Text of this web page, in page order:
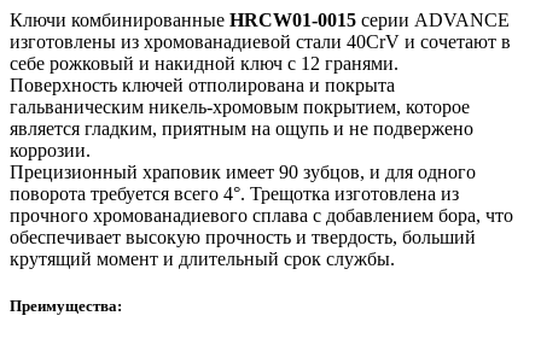
Ключи комбинированные HRCW01-0015 серии ADVANCE
изготовлены из хромованадиевой стали 40CrV и сочетают в
себе рожковый и накидной ключ с 12 гранями.
Поверхность ключей отполирована и покрыта
гальваническим никель-хромовым покрытием, которое
является гладким, приятным на ощупь и не подвержено
коррозии.
Прецизионный храповик имеет 90 зубцов, и для одного
поворота требуется всего 4°. Трещотка изготовлена из
прочного хромованадиевого сплава с добавлением бора, что
обеспечивает высокую прочность и твердость, больший
крутящий момент и длительный срок службы.
Преимущества: